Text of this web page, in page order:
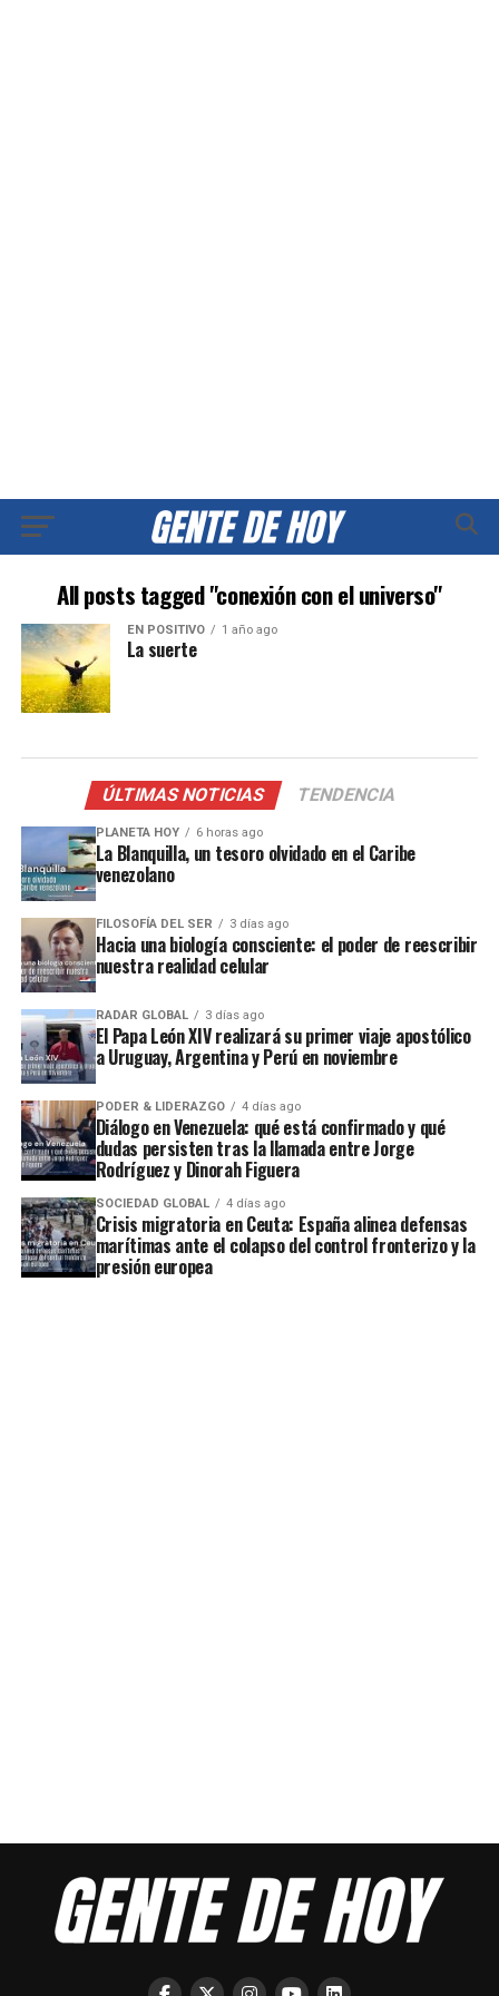
All posts tagged "conexión con el universo"
EN POSITIVO 1 año ago
La suerte
ÚLTIMAS NOTICIAS TENDENCIA
PLANETA HOY 6 horas ago
La Blanquilla, un tesoro olvidado en el Caribe
venezolano
FILOSOFÍA DEL SER 3 días ago
Hacia una biología consciente: el poder de reescribir
nuestra realidad celular
RADAR GLOBAL 3 días ago
El Papa León XIV realizará su primer viaje apostólico
a Uruguay, Argentina y Perú en noviembre
PODER & LIDERAZGO 4 días ago
Diálogo en Venezuela: qué está confirmado y qué
dudas persisten tras la llamada entre Jorge
Rodríguez y Dinorah Figuera
SOCIEDAD GLOBAL 4 días ago
Crisis migratoria en Ceuta: España alinea defensas
marítimas ante el colapso del control fronterizo y la
presión europea